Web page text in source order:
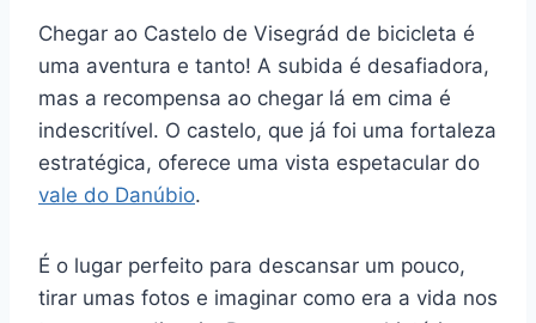
Chegar ao Castelo de Visegrád de bicicleta é
uma aventura e tanto! A subida é desafiadora,
mas a recompensa ao chegar lá em cima é
indescritível. O castelo, que já foi uma fortaleza
estratégica, oferece uma vista espetacular do
vale do Danúbio.
É o lugar perfeito para descansar um pouco,
tirar umas fotos e imaginar como era a vida nos